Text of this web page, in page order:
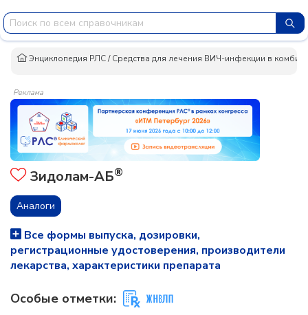
Энциклопедия РЛС/Средства для лечения ВИЧ-инфекции в
Реклама
Зидолам-АБ®
Аналоги
Все формы выпуска, дозировки,
регистрационные удостоверения, производители
лекарства, характеристики препарата
Особые отметки: